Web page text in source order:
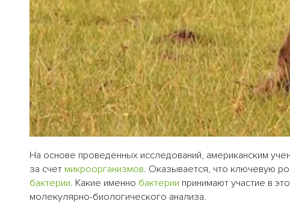
На основе проведенных исследований, американским
за счет микроорганизмов. Оказывается, что ключевую
бактерии. Какие именно бактерии принимают участие в
молекулярно-биологического анализа.